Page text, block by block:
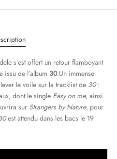
s’est offert un retour flamboyant
issu de l’album 30.Un immense
le voile sur la tracklist de 30:
dont le single Easy on me, ainsi
sur Strangers by Nature, pour
est attendu dans les bacs le 19